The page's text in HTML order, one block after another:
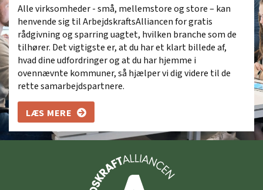
Alle virksomheder - små, mellemstore og store – kan
henvende sig til ArbejdskraftsAlliancen for gratis
rådgivning og sparring uagtet, hvilken branche som de
tilhører. Det vigtigste er, at du har et klart billede af,
hvad dine udfordringer og at du har hjemme i
ovennævnte kommuner, så hjælper vi dig videre til de
rette samarbejdspartnere.
LÆS MERE